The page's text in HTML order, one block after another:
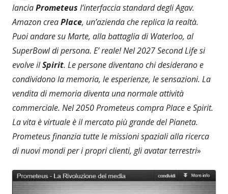
lanciaPrometeus l’interfaccia standard degli Agav.
Amazon creaPlace, un’azienda che replica la realtà.
Puoi andare su Marte, alla battaglia di Waterloo, al
SuperBowl di persona. E’ reale! Nel 2027 Second Life si
evolve ilSpirit. Le persone diventano chi desiderano e
condividono la memoria, le esperienze, le sensazioni. La
vendita di memoria diventa una normale attività
commerciale. Nel 2050 Prometeus compra Place e Spirit.
La vita è virtuale è il mercato più grande del Pianeta.
Prometeus finanzia tutte le missioni spaziali alla ricerca
di nuovi mondi per i propri clienti, gli avatar terrestri»